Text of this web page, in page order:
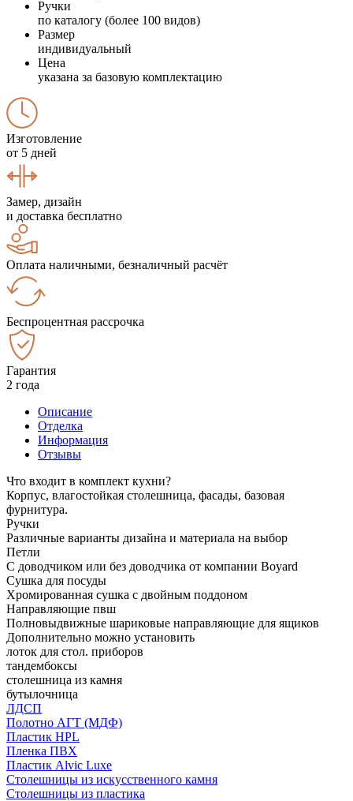
Ручки
по каталогу (более 100 видов)
Размер
индивидуальный
Цена
указана за базовую комплектацию
Изготовление
от 5 дней
Замер, дизайн
и доставка бесплатно
Оплата наличными, безналичный расчёт
Беспроцентная рассрочка
Гарантия
2 года
Описание
Отделка
Информация
Отзывы
Что входит в комплект кухни?
Корпус, влагостойкая столешница, фасады, базовая
фурнитура.
Ручки
Различные варианты дизайна и материала на выбор
Петли
С доводчиком или без доводчика от компании Boyard
Сушка для посуды
Хромированная сушка с двойным поддоном
Направляющие пвш
Полновыдвижные шариковые направляющие для ящиков
Дополнительно можно установить
лоток для стол. приборов
тандембоксы
столешница из камня
бутылочница
ЛДСП
Полотно АГТ (МДФ)
Пластик HPL
Пленка ПВХ
Пластик Alvic Luxe
Столешницы из искусственного камня
Столешницы из пластика